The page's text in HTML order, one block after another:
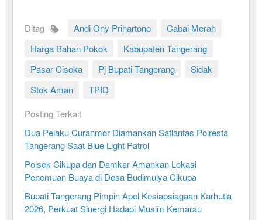
Ditag Andi Ony Prihartono
Cabai Merah
Harga Bahan Pokok
Kabupaten Tangerang
Pasar Cisoka
Pj Bupati Tangerang
Sidak
Stok Aman
TPID
Posting Terkait
Dua Pelaku Curanmor Diamankan Satlantas Polresta
Tangerang Saat Blue Light Patrol
Polsek Cikupa dan Damkar Amankan Lokasi
Penemuan Buaya di Desa Budimulya Cikupa
Bupati Tangerang Pimpin Apel Kesiapsiagaan Karhutla
2026, Perkuat Sinergi Hadapi Musim Kemarau